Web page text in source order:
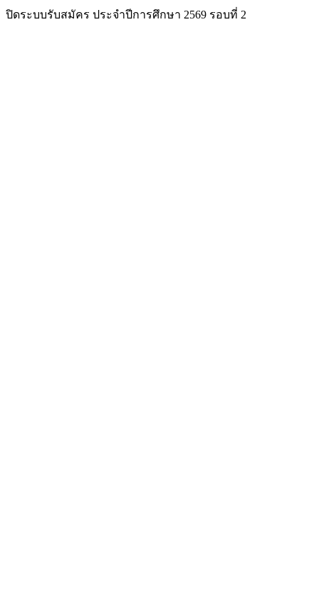
ปิดระบบรับสมัคร ประจำปีการศึกษา 2569 รอบที่ 2